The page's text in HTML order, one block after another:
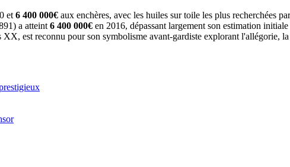
et 6 400 000€ aux enchères, avec les huiles sur toile les plus recherchées
a atteint 6 400 000€ en 2016, dépassant largement son estimation
est reconnu pour son symbolisme avant-gardiste explorant l'allégorie,